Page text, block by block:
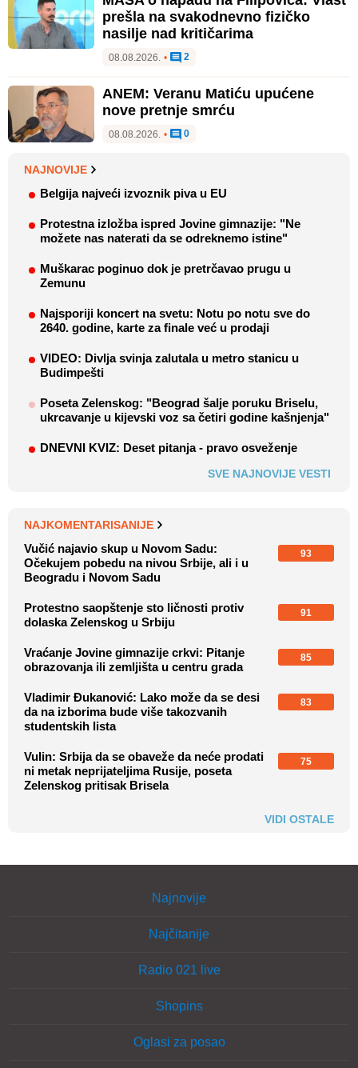
prešla na svakodnevno fizičko
nasilje nad kritičarima
08.08.2026. • 2
ANEM: Veranu Matiću upućene
nove pretnje smrću
08.08.2026. • 0
NAJNOVIJE
Belgija najveći izvoznik piva u EU
Protestna izložba ispred Jovine gimnazije: "Ne
možete nas naterati da se odreknemo istine"
Muškarac poginuo dok je pretrčavao prugu u
Zemunu
Najsporiji koncert na svetu: Notu po notu sve do
2640. godine, karte za finale već u prodaji
VIDEO: Divlja svinja zalutala u metro stanicu u
Budimpešti
Poseta Zelenskog: "Beograd šalje poruku Briselu,
ukrcavanje u kijevski voz sa četiri godine kašnjenja"
DNEVNI KVIZ: Deset pitanja - pravo osveženje
SVE NAJNOVIJE VESTI
NAJKOMENTARISANIJE
Vučić najavio skup u Novom Sadu:
Očekujem pobedu na nivou Srbije, ali i u
Beogradu i Novom Sadu
93
Protestno saopštenje sto ličnosti protiv
dolaska Zelenskog u Srbiju
91
Vraćanje Jovine gimnazije crkvi: Pitanje
obrazovanja ili zemljišta u centru grada
85
Vladimir Đukanović: Lako može da se desi
da na izborima bude više takozvanih
studentskih lista
83
Vulin: Srbija da se obaveže da neće prodati
ni metak neprijateljima Rusije, poseta
Zelenskog pritisak Brisela
75
VIDI OSTALE
Najnovije
Najčitanije
Radio 021 live
Shopins
Oglasi za posao